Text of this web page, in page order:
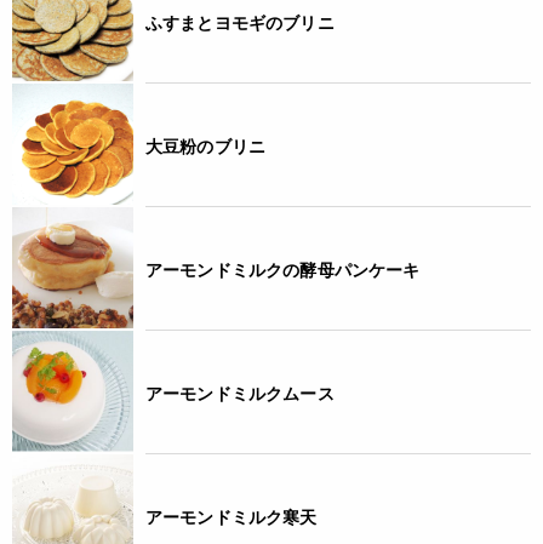
ふすまとヨモギのブリニ
大豆粉のブリニ
アーモンドミルクの酵母パンケーキ
アーモンドミルクムース
アーモンドミルク寒天